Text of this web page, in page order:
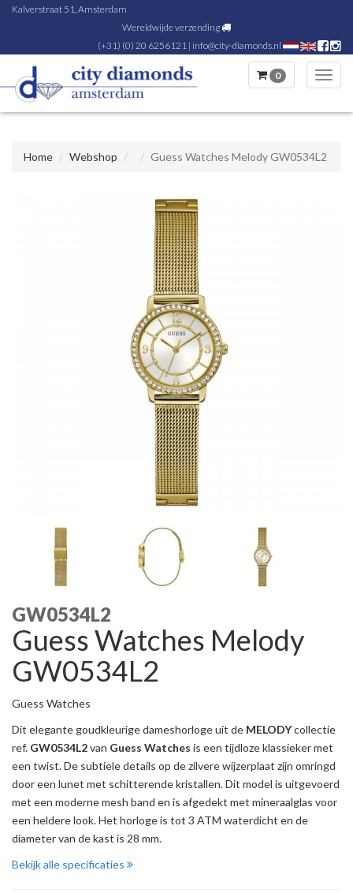
Kalverstraat 51, Amsterdam
Wereldwijde verzending
(+31) (0) 20 6256121 | info@city-diamonds.nl
0
Home Webshop Guess Watches Melody GW0534L2
GW0534L2
Guess Watches Melody
GW0534L2
Guess Watches
Dit elegante goudkleurige dameshorloge uit de MELODYcollectie
ref. GW0534L2van Guess Watches is een tijdloze klassieker met
een twist. De subtiele details op de zilvere wijzerplaat zijn omringd
door een lunet met schitterende kristallen. Dit model is uitgevoerd
met een moderne mesh band en is afgedekt met mineraalglas voor
een heldere look. Het horloge is tot 3 ATM waterdicht en de
diameter van de kast is 28 mm.
Bekijk alle specificaties